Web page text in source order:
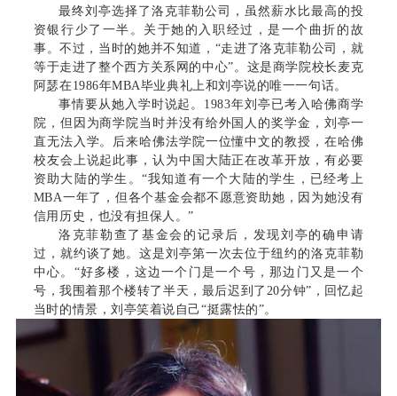
最终刘亭选择了洛克菲勒公司，虽然薪水比最高的投
资银行少了一半。关于她的入职经过，是一个曲折的故
事。不过，当时的她并不知道，“走进了洛克菲勒公司，就
等于走进了整个西方关系网的中心”。这是商学院校长麦克
阿瑟在1986年MBA毕业典礼上和刘亭说的唯一一句话。
事情要从她入学时说起。1983年刘亭已考入哈佛商学
院，但因为商学院当时并没有给外国人的奖学金，刘亭一
直无法入学。后来哈佛法学院一位懂中文的教授，在哈佛
校友会上说起此事，认为中国大陆正在改革开放，有必要
资助大陆的学生。“我知道有一个大陆的学生，已经考上
MBA一年了，但各个基金会都不愿意资助她，因为她没有
信用历史，也没有担保人。”
洛克菲勒查了基金会的记录后，发现刘亭的确申请
过，就约谈了她。这是刘亭第一次去位于纽约的洛克菲勒
中心。“好多楼，这边一个门是一个号，那边门又是一个
号，我围着那个楼转了半天，最后迟到了20分钟”，回忆起
当时的情景，刘亭笑着说自己“挺露怯的”。